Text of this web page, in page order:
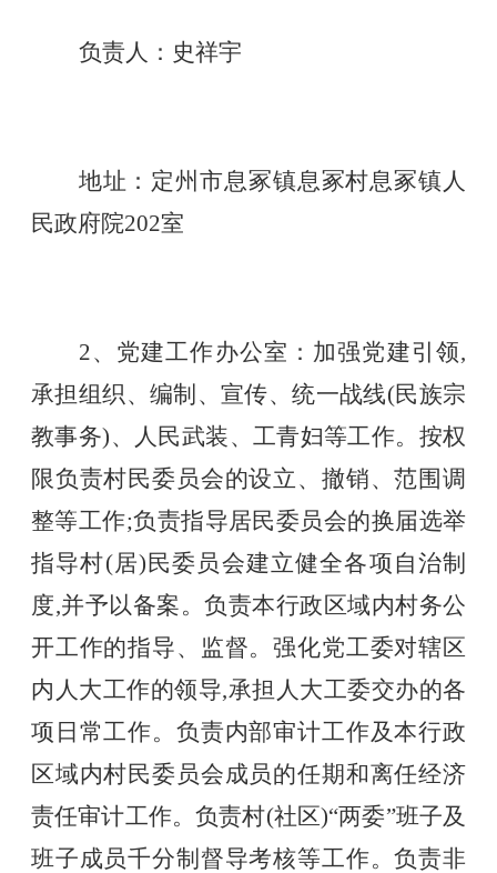
负责人：史祥宇
地址：定州市息冢镇息冢村息冢镇人
民政府院202室
2、党建工作办公室：加强党建引领,
承担组织、编制、宣传、统一战线(民族宗
教事务)、人民武装、工青妇等工作。按权
限负责村民委员会的设立、撤销、范围调
整等工作;负责指导居民委员会的换届选举
指导村(居)民委员会建立健全各项自治制
度,并予以备案。负责本行政区域内村务公
开工作的指导、监督。强化党工委对辖区
内人大工作的领导,承担人大工委交办的各
项日常工作。负责内部审计工作及本行政
区域内村民委员会成员的任期和离任经济
责任审计工作。负责村(社区)“两委”班子及
班子成员千分制督导考核等工作。负责非